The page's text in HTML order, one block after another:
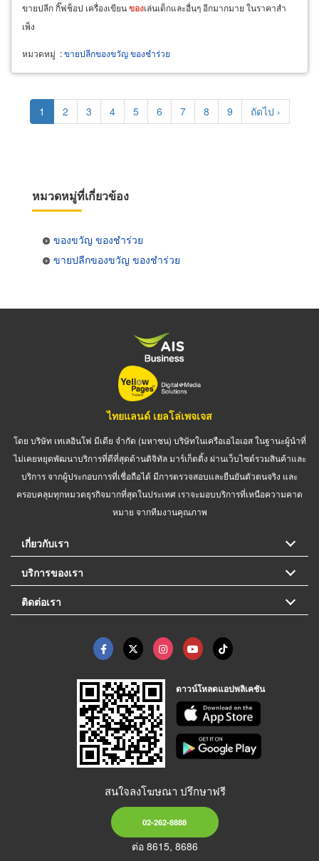
ขายปลีก กิ๊ฟช็อป เครื่องเขียนของเล่นเด็กและอื่นๆ อีกมากมาย ในราคาสำ
เพ็ง
หมวดหมู่ :ขายปลีกของขวัญ ของชำร่วย
Pagination
Current
page
1 Page
2 Page
3 Page
4 Page
5 Page
6 Page
7 Page
8 Page
9
Next
page
ถัดไป ›
หมวดหมู่ที่เกี่ยวข้อง
ของขวัญ ของชำร่วย
ขายปลีกของขวัญ ของชำร่วย
ไทยแลนด์ เยลโล่เพจเจส
โดย บริษัท เทเลอินโฟ มีเดีย จำกัด (มหาชน) บริษัทในเครือเอไอเอส ในฐานะผู้นำที่
ไม่เคยหยุดพัฒนาบริการที่ดีที่สุดด้านดิจิทัล มาร์เก็ตติ้ง ผ่านเว็บไซต์รวมสินค้าและ
บริการ จากผู้ประกอบการที่เชื่อถือได้ มีการตรวจสอบและยืนยันตัวตนจริง และ
ครอบคลุมทุกหมวดธุรกิจมากที่สุดในประเทศ เราจะมอบบริการที่เหนือความคาด
หมาย จากทีมงานคุณภาพ
เกี่ยวกับเรา
บริการของเรา
ติดต่อเรา
ดาวน์โหลดแอปพลิเคชัน
สนใจลงโฆษณา ปรึกษาฟรี
02-262-8888
ต่อ 8615, 8686